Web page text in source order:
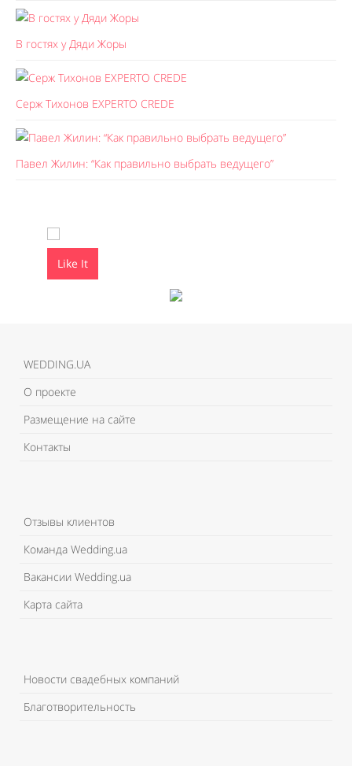
В гостях у Дяди Жоры
Серж Тихонов EXPERTO CREDE
Павел Жилин: “Как правильно выбрать ведущего”
Like It
WEDDING.UA
О проекте
Размещение на сайте
Контакты
Отзывы клиентов
Команда Wedding.ua
Вакансии Wedding.ua
Карта сайта
Новости свадебных компаний
Благотворительность